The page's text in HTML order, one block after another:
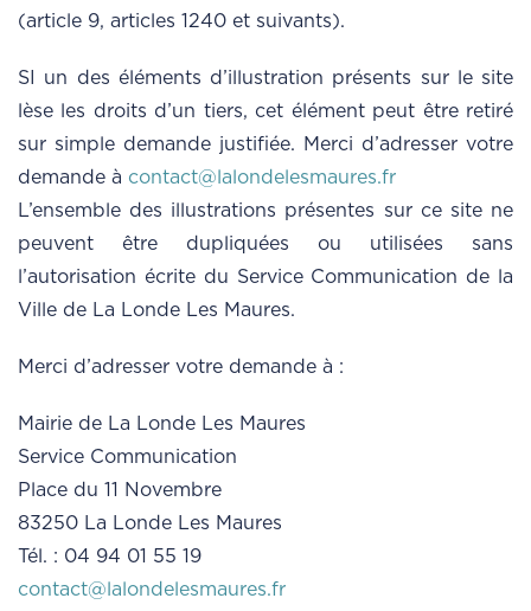
(article 9, articles 1240 et suivants).
SI un des éléments d’illustration présents sur le site
lèse les droits d’un tiers, cet élément peut être retiré
sur simple demande justifiée. Merci d’adresser votre
demande à contact@lalondelesmaures.fr
L’ensemble des illustrations présentes sur ce site ne
peuvent être dupliquées ou utilisées sans
l’autorisation écrite du Service Communication de la
Ville de La Londe Les Maures.
Merci d’adresser votre demande à :
Mairie de La Londe Les Maures
Service Communication
Place du 11 Novembre
83250 La Londe Les Maures
Tél. : 04 94 01 55 19
contact@lalondelesmaures.fr